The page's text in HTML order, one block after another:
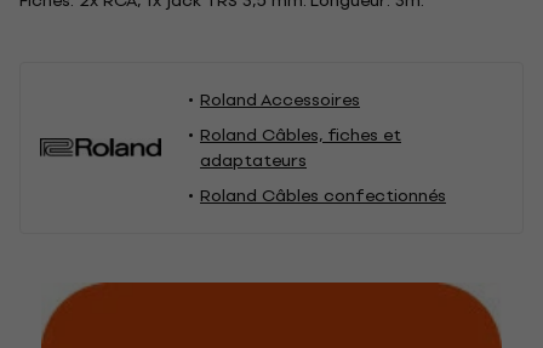
Roland Accessoires
Roland Câbles, fiches et
adaptateurs
Roland Câbles confectionnés